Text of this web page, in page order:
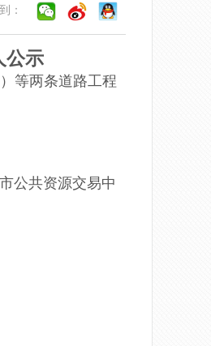
：
公示
等两条道路工程
公共资源交易中